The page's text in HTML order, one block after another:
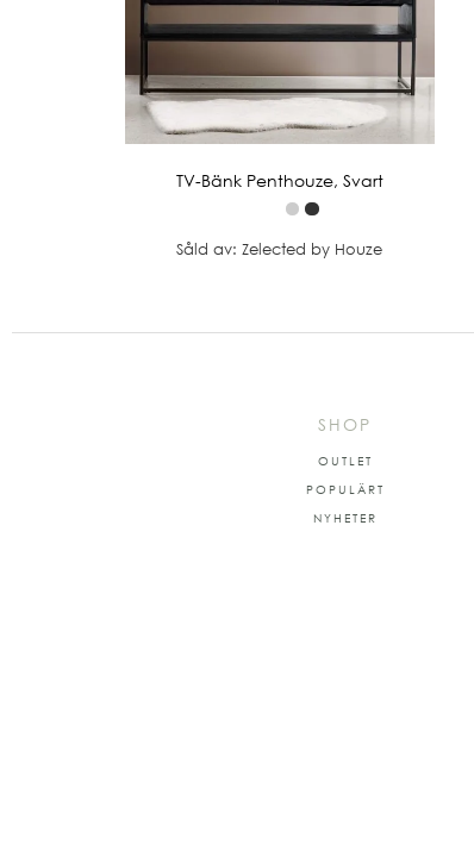
TV-Bänk Penthouze, Svart
Såld av: Zelected by Houze
SHOP
OUTLET
POPULÄRT
NYHETER